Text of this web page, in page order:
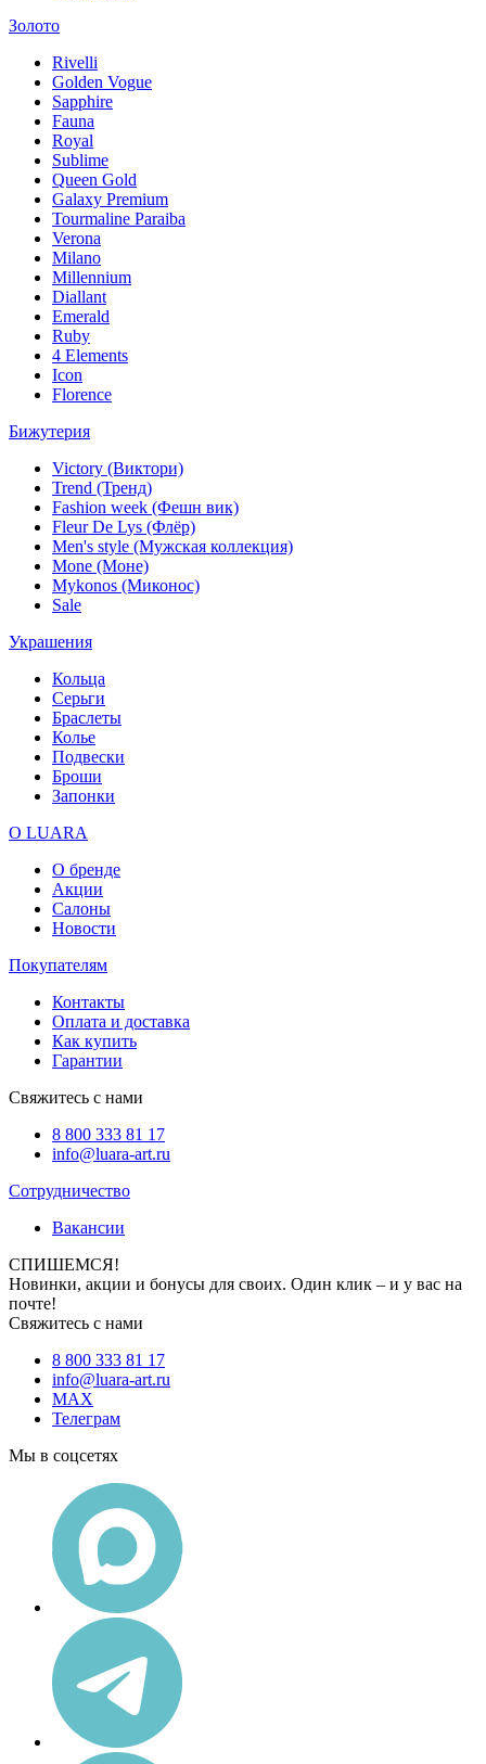
Золото
Rivelli
Golden Vogue
Sapphire
Fauna
Royal
Sublime
Queen Gold
Galaxy Premium
Tourmaline Paraiba
Verona
Milano
Millennium
Diallant
Emerald
Ruby
4 Elements
Icon
Florence
Бижутерия
Victory (Виктори)
Trend (Тренд)
Fashion week (Фешн вик)
Fleur De Lys (Флёр)
Men's style (Мужская коллекция)
Mone (Моне)
Mykonos (Миконос)
Sale
Украшения
Кольца
Серьги
Браслеты
Колье
Подвески
Броши
Запонки
О LUARA
О бренде
Акции
Салоны
Новости
Покупателям
Контакты
Оплата и доставка
Как купить
Гарантии
Свяжитесь с нами
8 800 333 81 17
info@luara-art.ru
Сотрудничество
Вакансии
СПИШЕМСЯ!
Новинки, акции и бонусы для своих. Один клик – и у вас на
почте!
Свяжитесь с нами
8 800 333 81 17
info@luara-art.ru
MAX
Телеграм
Мы в соцсетях